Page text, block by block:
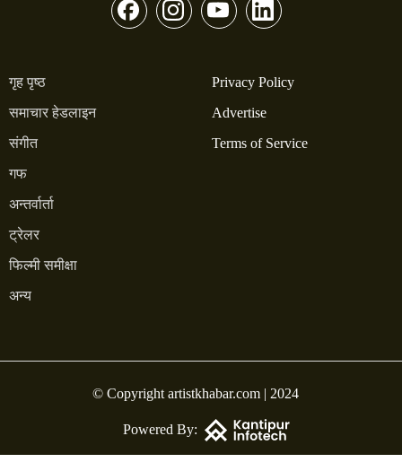
गृह पृष्ठ
समाचार हेडलाइन
संगीत
गफ
अन्तर्वार्ता
ट्रेलर
फिल्मी समीक्षा
अन्य
Privacy Policy
Advertise
Terms of Service
© Copyright artistkhabar.com | 2024
Powered By: